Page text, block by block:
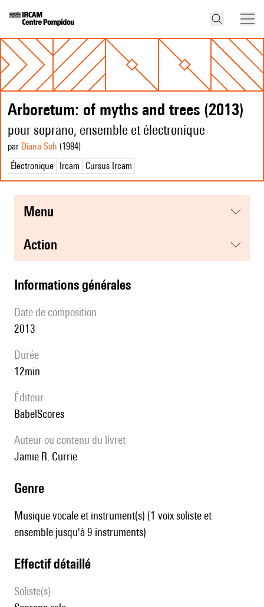
Arboretum: of myths and trees (2013)
pour soprano, ensemble et électronique
par Diana Soh (1984)
Électronique
Ircam Cursus Ircam
menu
action
informations générales
date de composition
2013
durée
12min
éditeur
BabelScores
Auteur ou contenu du livret
Jamie R. Currie
genre
Musique vocale et instrument(s) (1 voix soliste et
ensemble jusqu'à 9 instruments)
effectif détaillé
Soliste(s)